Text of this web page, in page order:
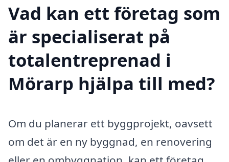
Vad kan ett företag som
är specialiserat på
totalentreprenad i
Mörarp hjälpa till med?
Om du planerar ett byggprojekt, oavsett
om det är en ny byggnad, en renovering